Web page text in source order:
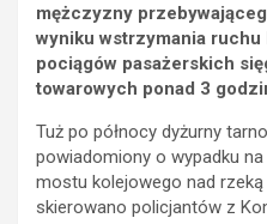
mężczyzny
wyniku wstrzymania
pociągów pasażerskich
towarowych ponad 3
Tuż po północy dyżurny
powiadomiony o wypadku
mostu kolejowego nad rzeką
skierowano policjantów z